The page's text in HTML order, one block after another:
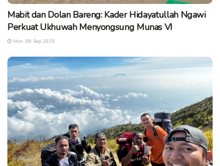
Mabit dan Dolan Bareng: Kader Hidayatullah Ngawi
Perkuat Ukhuwah Menyongsung Munas VI
Mon, 08 Sep 2025